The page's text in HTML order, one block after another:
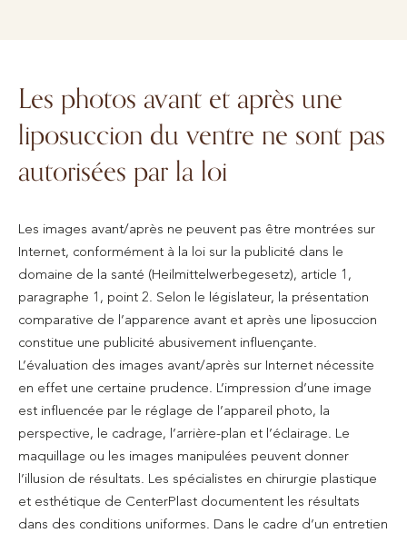
Les photos avant et après une
liposuccion du ventre ne sont pas
autorisées par la loi
Les images avant/après ne peuvent pas être montrées sur
Internet, conformément à la loi sur la publicité dans le
domaine de la santé (Heilmittelwerbegesetz), article 1,
paragraphe 1, point 2. Selon le législateur, la présentation
comparative de l’apparence avant et après une liposuccion
constitue une publicité abusivement influençante.
L’évaluation des images avant/après sur Internet nécessite
en effet une certaine prudence. L’impression d’une image
est influencée par le réglage de l’appareil photo, la
perspective, le cadrage, l’arrière-plan et l’éclairage. Le
maquillage ou les images manipulées peuvent donner
l’illusion de résultats. Les spécialistes en chirurgie plastique
et esthétique de CenterPlast documentent les résultats
dans des conditions uniformes. Dans le cadre d’un entretien